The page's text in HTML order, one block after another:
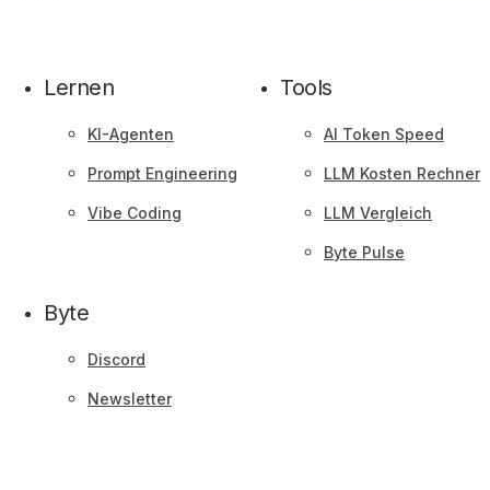
Lernen
KI-Agenten
Prompt Engineering
Vibe Coding
Tools
AI Token Speed
LLM Kosten Rechner
LLM Vergleich
Byte Pulse
Byte
Discord
Newsletter